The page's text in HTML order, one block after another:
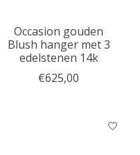
Occasion gouden
Blush hanger met 3
edelstenen 14k
€625,00